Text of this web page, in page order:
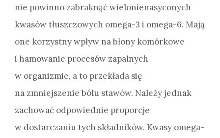
nie powinno zabraknąć wielonienasyconych
kwasów tłuszczowych omega-3 i omega-6. Mają
one korzystny wpływ na błony komórkowe
i hamowanie procesów zapalnych
w organizmie, a to przekłada się
na zmniejszenie bólu stawów. Należy jednak
zachować odpowiednie proporcje
w dostarczaniu tych składników. Kwasy omega-